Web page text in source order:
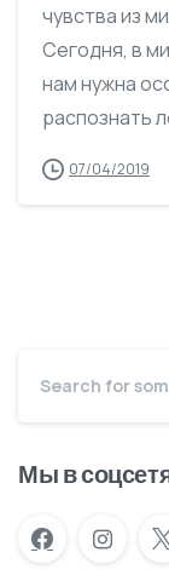
чувства из
Сегодня, в
нам нужна
распознать
07/04/2019
Мы в